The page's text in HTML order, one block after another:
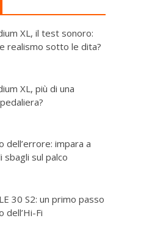
XL, il test sonoro:
realismo sotto le dita?
XL, più di una
dell’errore: impara a
sbagli sul palco
30 S2: un primo passo
dell’Hi-Fi